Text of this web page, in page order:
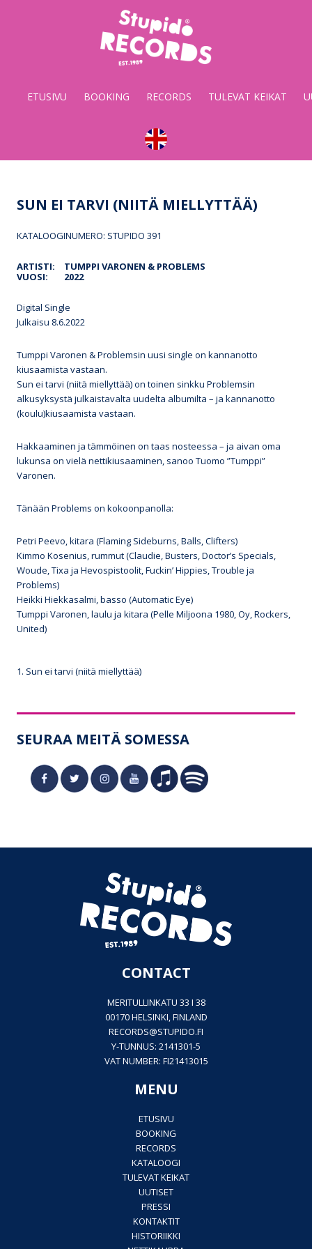
Stupido
Records
&
ETUSIVU BOOKING RECORDS TULEVAT KEIKAT
SUN EI TARVI (NIITÄ MIELLYTTÄÄ)
KATALOOGINUMERO: STUPIDO 391
ARTISTI:
TUMPPI VARONEN & PROBLEMS
VUOSI:
2022
Digital Single
Julkaisu 8.6.2022
Tumppi Varonen & Problemsin uusi single on kannanotto
kiusaamista vastaan.
Sun ei tarvi (niitä miellyttää) on toinen sinkku Problemsin
alkusyksystä julkaistavalta uudelta albumilta – ja kannanotto
(koulu)kiusaamista vastaan.
Hakkaaminen ja tämmöinen on taas nosteessa – ja aivan oma
lukunsa on vielä nettikiusaaminen, sanoo Tuomo ”Tumppi”
Varonen.
Tänään Problems on kokoonpanolla:
Petri Peevo, kitara (Flaming Sideburns, Balls, Clifters)
Kimmo Kosenius, rummut (Claudie, Busters, Doctor’s Specials,
Woude, Tixa ja Hevospistoolit, Fuckin’ Hippies, Trouble ja
Problems)
Heikki Hiekkasalmi, basso (Automatic Eye)
Tumppi Varonen, laulu ja kitara (Pelle Miljoona 1980, Oy, Rockers,
United)
1. Sun ei tarvi (niitä miellyttää)
SEURAA MEITÄ SOMESSA
CONTACT
MERITULLINKATU 33 I 38
00170 HELSINKI, FINLAND
RECORDS@STUPIDO.FI
Y-TUNNUS: 2141301-5
VAT NUMBER: FI21413015
MENU
ETUSIVU
BOOKING
RECORDS
KATALOOGI
TULEVAT KEIKAT
UUTISET
PRESSI
KONTAKTIT
HISTORIIKKI